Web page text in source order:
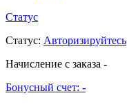
Статус
Статус: Авторизируйтесь
Начисление с заказа -
Бонусный счет: -